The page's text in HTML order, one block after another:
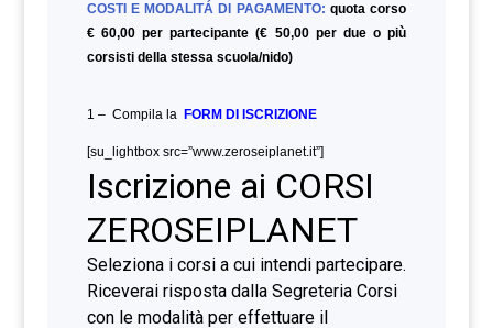
COSTI E MODALITÁ DI PAGAMENTO: quota corso
€ 60,00 per partecipante (€ 50,00 per due o più
corsisti della stessa scuola/nido)
1 – Compila la FORM DI ISCRIZIONE
[su_lightbox src=”www.zeroseiplanet.it”]